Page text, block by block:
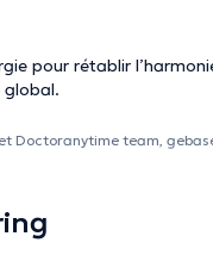
pour rétablir
global.
Doctoranytime team,